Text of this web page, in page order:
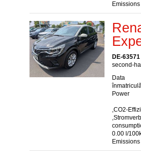
DE-
second-
Data
Power
,CO2-
0.00 l/